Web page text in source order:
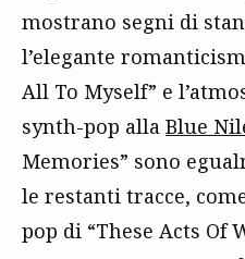
mostrano segni di
l’elegante
All To Myself” e
synth-pop alla Blue
Memories” sono
le restanti tracce,
pop di “These Acts Of